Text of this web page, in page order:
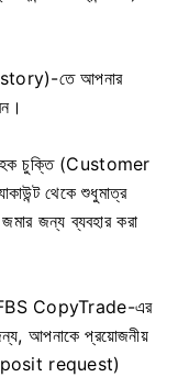
তে আপনার
চুক্তি (Customer
থেকে শুধুমাত্র
জমার জন্য ব্যবহার করা
FBS CopyTrade-এর
আপনাকে প্রয়োজনীয়
request)